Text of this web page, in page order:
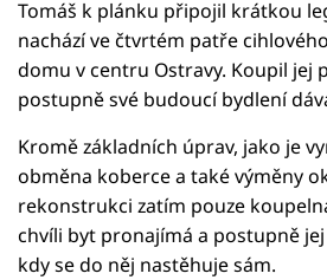
Tomáš k plánku připojil krátkou
nachází ve čtvrtém patře
domu v centru Ostravy. Koupil jej
postupně své budoucí bydlení
Kromě základních úprav, jako je
obměna koberce a také výměny
rekonstrukci zatím pouze
chvíli byt pronajímá a postupně
kdy se do něj nastěhuje sám.